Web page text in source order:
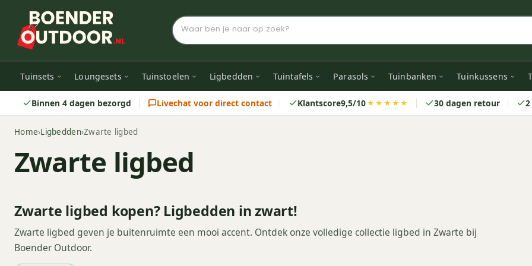
Tuinsets Loungesets Tuinstoelen Ligbedden Tuintafels Parasols Tuinbanken Tuinkussens
Binnen 4 dagen bezorgd Livechat voor direct contact Klantscore9,5/10★★★★★ 30 dagen retour
Home›Ligbedden›Zwarte ligbed
Zwarte ligbed
Zwarte ligbed kopen? Ligbedden in zwart!
Zwarte ligbed geven je buitenruimte een mooi accent. Ontdek onze volledige collectie ligbed in Zwarte bij
Boender Outdoor.